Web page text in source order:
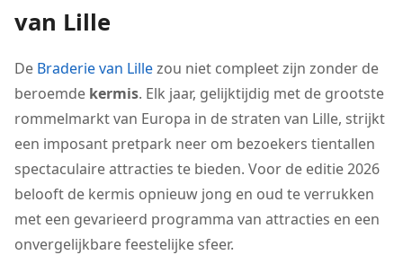
van Lille
De Braderie van Lillezou niet compleet zijn zonder de
beroemde kermis. Elk jaar, gelijktijdig met de grootste
rommelmarkt van Europa in de straten van Lille, strijkt
een imposant pretpark neer om bezoekers tientallen
spectaculaire attracties te bieden. Voor de editie 2026
belooft de kermis opnieuw jong en oud te verrukken
met een gevarieerd programma van attracties en een
onvergelijkbare feestelijke sfeer.